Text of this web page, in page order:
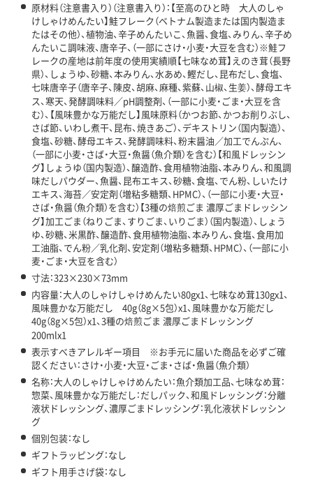
原材料（注意書入り）（注意書入り）：【至高のひと時 大人のしゃ
けしゃけめんたい】鮭フレーク（ベトナム製造または国内製造ま
たはその他）、植物油、辛子めんたいこ、魚醤、食塩、みりん、辛子め
んたいこ調味液、唐辛子、（一部にさけ・小麦・大豆を含む）※鮭フ
レークの産地は前年度の使用実績順【七味なめ茸】えのき茸（長野
県）、しょうゆ、砂糖、本みりん、水あめ、鰹だし、昆布だし、食塩、
七味唐辛子（唐辛子、陳皮、胡麻、麻種、紫蘇、山椒、生姜）、酵母エキ
ス、寒天、発酵調味料／pH調整剤、（一部に小麦・ごま・大豆を含
む）、【風味豊かな万能だし】風味原料（かつお節、かつお削りぶし、
さば節、いわし煮干、昆布、焼きあご）、デキストリン（国内製造）、
食塩、砂糖、酵母エキス、発酵調味料、粉末醤油／加工でんぷん、
（一部に小麦・さば・大豆・魚醤（魚介類）を含む）【和風ドレッシン
グ】しょうゆ（国内製造）、醸造酢、食用植物油脂、本みりん、和風調
味だしパウダー、魚醤、昆布エキス、砂糖、食塩、でん粉、しいたけ
エキス、海苔／安定剤（増粘多糖類、HPMC）、（一部に小麦・大豆・
さば・魚醤（魚介類）を含む）【3種の焙煎ごま 濃厚ごまドレッシン
グ】加工ごま（ねりごま、すりごま、いりごま）（国内製造）、しょう
ゆ、砂糖、米黒酢、醸造酢、食用植物油脂、本みりん、食塩、食用加
工油脂、でん粉／乳化剤、安定剤（増粘多糖類、HPMC）、（一部に小
麦・ごま・大豆を含む）
寸法：323×230×73mm
内容量：大人のしゃけしゃけめんたい80gx1、七味なめ茸130gx1、
風味豊かな万能だし 40g（8g×5包）x1、風味豊かな万能だし
40g（8g×5包）x1、3種の焙煎ごま 濃厚ごまドレッシング
200mlx1
表示すべきアレルギー項目 ※お手元に届いた商品を必ずご確
認ください：さけ・小麦・大豆・ごま・さば・魚醤（魚介類）
名称：大人のしゃけしゃけめんたい：魚介類加工品、七味なめ茸：
惣菜、風味豊かな万能だし：だしパック、和風ドレッシング：分離
液状ドレッシング、濃厚ごまドレッシング：乳化液状ドレッシン
グ
個別包装：なし
ギフトラッピング：なし
ギフト用手さげ袋：なし